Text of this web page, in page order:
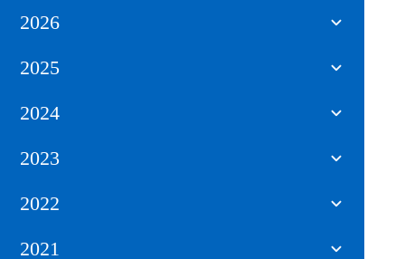
2026
2025
2024
2023
2022
2021